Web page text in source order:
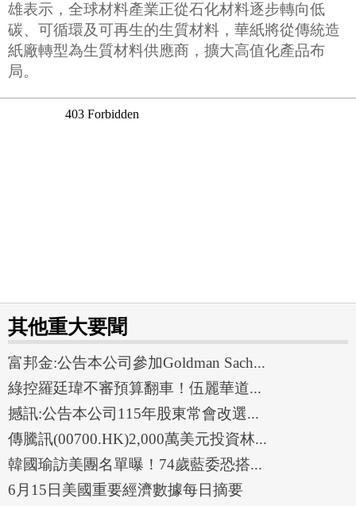
雄表示，全球材料產業正從石化材料逐步轉向低
碳、可循環及可再生的生質材料，華紙將從傳統造
紙廠轉型為生質材料供應商，擴大高值化產品布
局。
其他重大要聞
富邦金:公告本公司參加Goldman Sach...
綠控羅廷瑋不審預算翻車！伍麗華道...
撼訊:公告本公司115年股東常會改選...
傳騰訊(00700.HK)2,000萬美元投資林...
韓國瑜訪美團名單曝！74歲藍委恐搭...
6月15日美國重要經濟數據每日摘要